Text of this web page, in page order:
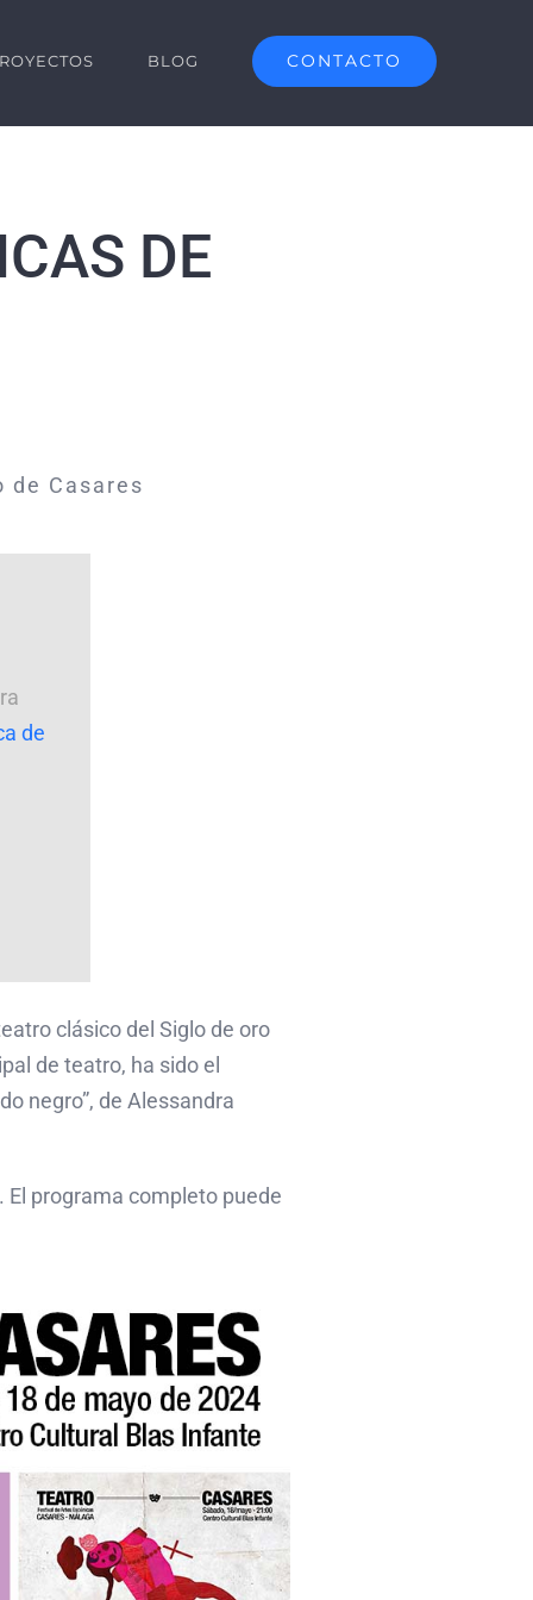
BLOG CONTACTO
DE
de Casares
de
clásico del Siglo de oro
de teatro, ha sido el
negro”, de Alessandra
El programa completo puede